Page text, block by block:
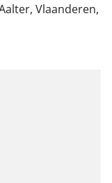
Vlaanderen,